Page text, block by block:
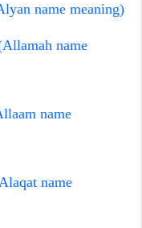
(Alyan name meaning)
(Allamah name
name
name